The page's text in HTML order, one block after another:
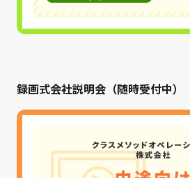
録画式会社説明会（随時受付中）